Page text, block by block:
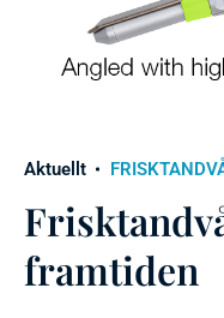
Aktuellt
framtiden